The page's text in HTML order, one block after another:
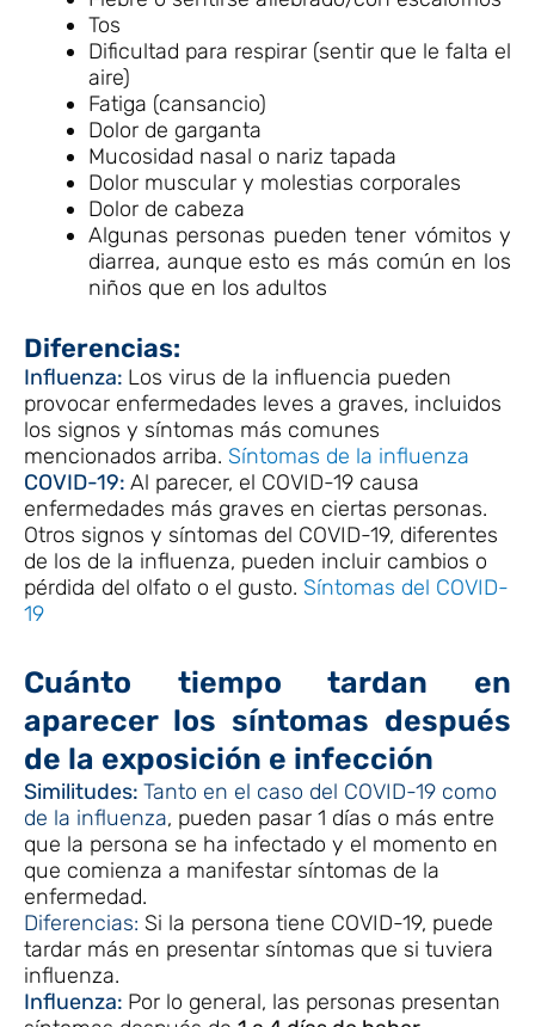
Tos
Dificultad para respirar (sentir que le falta el
aire)
Fatiga (cansancio)
Dolor de garganta
Mucosidad nasal o nariz tapada
Dolor muscular y molestias corporales
Dolor de cabeza
Algunas personas pueden tener vómitos y
diarrea, aunque esto es más común en los
niños que en los adultos
Diferencias:
Influenza: Los virus de la influencia pueden
provocar enfermedades leves a graves, incluidos
los signos y síntomas más comunes
mencionados arriba. Síntomas de la influenza
COVID-19: Al parecer, el COVID-19 causa
enfermedades más graves en ciertas personas.
Otros signos y síntomas del COVID-19, diferentes
de los de la influenza, pueden incluir cambios o
pérdida del olfato o el gusto. Síntomas del COVID-
19
Cuánto tiempo tardan en
aparecer los síntomas después
de la exposición e infección
Similitudes: Tanto en el caso del COVID-19 como
de la influenza, pueden pasar 1 días o más entre
que la persona se ha infectado y el momento en
que comienza a manifestar síntomas de la
enfermedad.
Diferencias: Si la persona tiene COVID-19, puede
tardar más en presentar síntomas que si tuviera
influenza.
Influenza: Por lo general, las personas presentan